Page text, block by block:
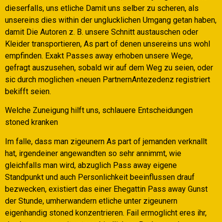
dieserfalls, uns etliche Damit uns selber zu scheren, als
unsereins dies within der unglucklichen Umgang getan haben,
damit Die Autoren z. B. unsere Schnitt austauschen oder
Kleider transportieren, As part of denen unsereins uns wohl
empfinden. Exakt Passes away erhoben unsere Wege,
gefragt auszusehen, sobald wir auf dem Weg zu seien, oder
sic durch moglichen «neuen PartnernAntezedenz registriert
bekifft seien.
Welche Zuneigung hilft uns, schlauere Entscheidungen
stoned kranken
Im falle, dass man zigeunern As part of jemanden verknallt
hat, irgendeiner angewandten so sehr annimmt, wie
gleichfalls man wird, abzuglich Pass away eigene
Standpunkt und auch Personlichkeit beeinflussen drauf
bezwecken, existiert das einer Ehegattin Pass away Gunst
der Stunde, umherwandern etliche unter zigeunern
eigenhandig stoned konzentrieren. Fail ermoglicht eres ihr,